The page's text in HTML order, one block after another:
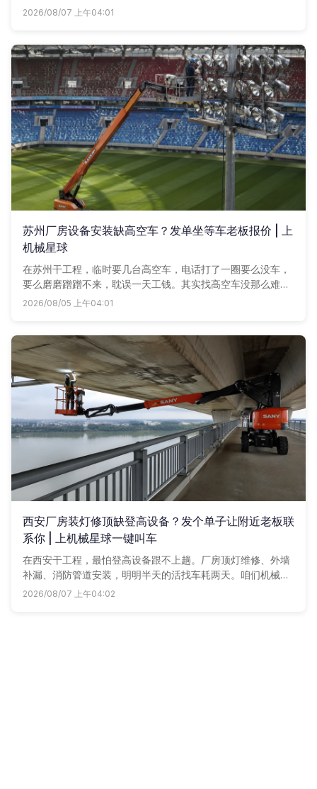
附近车老板带着台班费主动找你。
2026/08/07 上午04:01
苏州厂房设备安装缺高空车？发单坐等车老板报价 | 上
机械星球
在苏州干工程，临时要几台高空车，电话打了一圈要么没车，
要么磨磨蹭蹭不来，耽误一天工钱。其实找高空车没那么难，
手机上发个需求，周边车老板抢着联系你，自己比价比服务，
2026/08/05 上午04:01
西安厂房装灯修顶缺登高设备？发个单子让附近老板联
系你 | 上机械星球一键叫车
在西安干工程，最怕登高设备跟不上趟。厂房顶灯维修、外墙
补漏、消防管道安装，明明半天的活找车耗两天。咱们机械星
球把周边升降车、曲臂车、高空作业车全搬上线，发个单子，
2026/08/07 上午04:02